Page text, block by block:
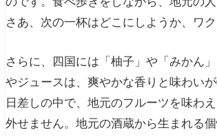
さあ、次の一杯はどこにしようか、ワ
さらに、四国には「柚子」や「みかん
やジュースは、爽やかな香りと味わい
日差しの中で、地元のフルーツを味わ
外せません。地元の酒蔵から生まれる